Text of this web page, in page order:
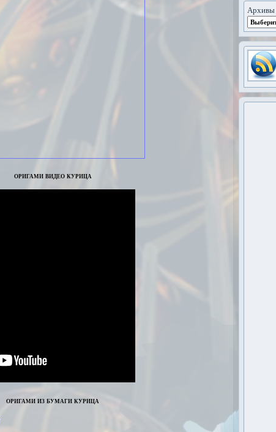
оригами видео курица
оригами из бумаги курица
Архивы